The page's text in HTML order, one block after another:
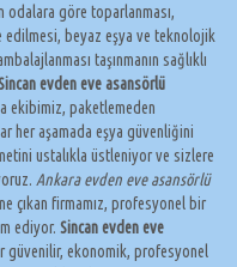
odalara göre toparlanması,
edilmesi, beyaz eşya ve teknolojik
taşınmanın sağlıklı
evden eve asansörlü
ekibimiz, paketlemeden
her aşamada eşya güvenliğini
ustalıkla üstleniyor ve sizlere
Ankara evden eve asansörlü
çıkan firmamız, profesyonel bir
ediyor. Sincan evden eve
güvenilir, ekonomik, profesyonel